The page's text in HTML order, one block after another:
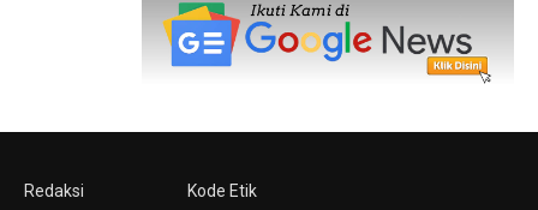
Redaksi
Kode Etik